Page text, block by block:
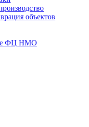
объектов
ФЦ НМО